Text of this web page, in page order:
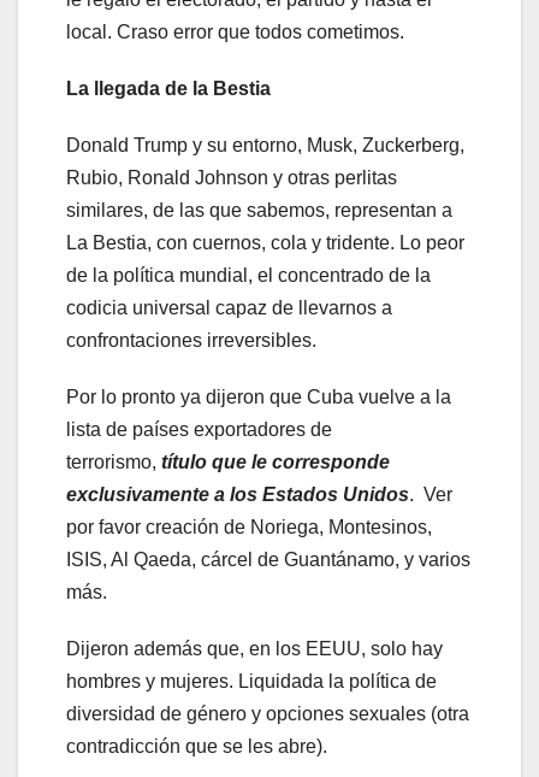
local. Craso error que todos cometimos.
La llegada de la Bestia
Donald Trump y su entorno, Musk, Zuckerberg,
Rubio, Ronald Johnson y otras perlitas
similares, de las que sabemos, representan a
La Bestia, con cuernos, cola y tridente. Lo peor
de la política mundial, el concentrado de la
codicia universal capaz de llevarnos a
confrontaciones irreversibles.
Por lo pronto ya dijeron que Cuba vuelve a la
lista de países exportadores de
terrorismo, título que le corresponde
exclusivamente a los Estados Unidos. Ver
por favor creación de Noriega, Montesinos,
ISIS, Al Qaeda, cárcel de Guantánamo, y varios
más.
Dijeron además que, en los EEUU, solo hay
hombres y mujeres. Liquidada la política de
diversidad de género y opciones sexuales (otra
contradicción que se les abre).